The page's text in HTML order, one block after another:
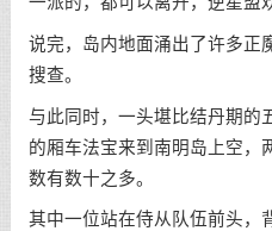
说完，岛内地面涌出了许多正
搜查。
与此同时，一头堪比结丹期的
的厢车法宝来到南明岛上空，
数有数十之多。
其中一位站在侍从队伍前头，